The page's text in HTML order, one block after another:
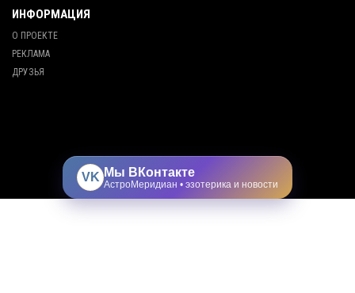
ИНФОРМАЦИЯ
О ПРОЕКТЕ
РЕКЛАМА
ДРУЗЬЯ
VK Мы ВКонтакте
АстроМеридиан • эзотерика и новости